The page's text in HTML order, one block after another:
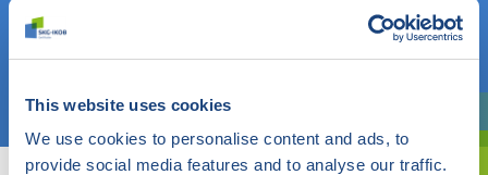
This website uses cookies
We use cookies to personalise content and ads, to
provide social media features and to analyse our traffic.
Bent u oriënterend? Gebruik dan onze filter.